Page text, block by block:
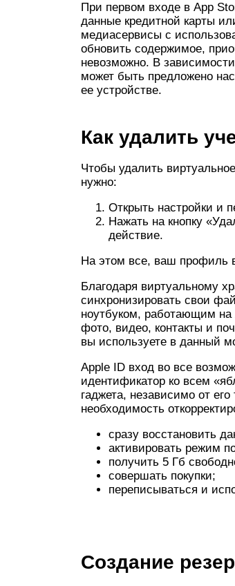
При первом входе в App
данные кредитной карты
медиасервисы с
обновить содержимое,
невозможно. В
может быть предложено
ее устройстве.
Как удалить
Чтобы удалить
нужно:
Открыть настройки и
Нажать на кнопку
действие.
На этом все, ваш профиль
Благодаря виртуальному
синхронизировать свои
ноутбуком, работающим
фото, видео, контакты и
вы используете в данный
Apple ID вход во все
идентификатор ко всем
гаджета, независимо от
необходимость
сразу восстановить
активировать режим
получить 5 Гб
совершать покупки;
переписываться и
Создание